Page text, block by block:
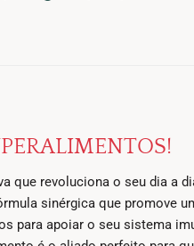
que revoluciona o seu dia a
sinérgica que promove
para apoiar o seu sistema